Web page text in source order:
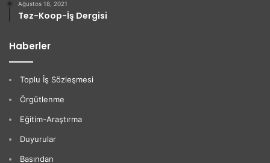
Ağustos 18, 2021
Tez-Koop-İş Dergisi
Haberler
Toplu İş Sözleşmesi
Örgütlenme
Eğitim-Araştırma
Duyurular
Basından